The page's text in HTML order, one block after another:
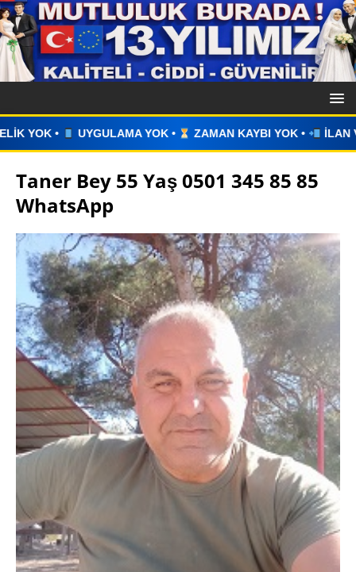
• ZAMAN KAYBI YOK • İLAN VERİN • WHATSAPP
Taner Bey 55 Yaş 0501 345 85 85
WhatsApp